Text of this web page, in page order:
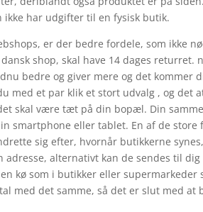
har udgifter til en fysisk butik.
er der bedre fordele, som ikke
shop, skal have 14 dages returret.
bedre og giver mere og det kommer
med et par klik et stort udvalg , og det
skal være tæt på din bopæl. Din
smartphone eller tablet. En af de store
sig efter, hvornår butikkerne
alternativt kan de sendes til
kø som i butikker eller supermarkeder
med det samme, så det er slut med at